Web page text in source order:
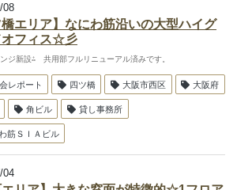
08
橋エリア】なにわ筋沿いの大型ハイグ
オフィス☆彡
ジ新設⁂ 共用部フルリニューアル済みです。
レポート 四ツ橋 大阪市西区 大阪府
角ビル 貸し事務所
筋ＳＩＡビル
04